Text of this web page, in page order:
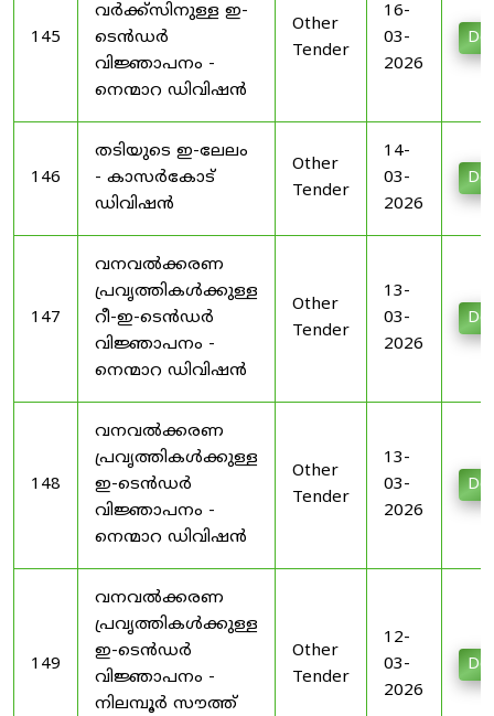
145
വർക്ക്സിനുള്ള ഇ-
ടെൻഡർ
വിജ്ഞാപനം -
നെന്മാറ ഡിവിഷൻ
Other
Tender
16-
03-
2026
146
തടിയുടെ ഇ-ലേലം
- കാസർകോട്
ഡിവിഷൻ
Other
Tender
14-
03-
2026
147
വനവൽക്കരണ
പ്രവൃത്തികൾക്കുള്ള
റീ-ഇ-ടെൻഡർ
വിജ്ഞാപനം -
നെന്മാറ ഡിവിഷൻ
Other
Tender
13-
03-
2026
148
വനവൽക്കരണ
പ്രവൃത്തികൾക്കുള്ള
ഇ-ടെൻഡർ
വിജ്ഞാപനം -
നെന്മാറ ഡിവിഷൻ
Other
Tender
13-
03-
2026
149
വനവൽക്കരണ
പ്രവൃത്തികൾക്കുള്ള
ഇ-ടെൻഡർ
വിജ്ഞാപനം -
നിലമ്പൂർ സൗത്ത്
Other
Tender
12-
03-
2026